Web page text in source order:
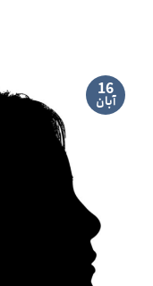
16
آبان